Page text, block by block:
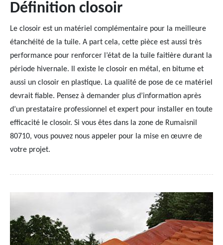
Définition closoir
Le closoir est un matériel complémentaire pour la meilleure
étanchéité de la tuile. A part cela, cette pièce est aussi très
performance pour renforcer l’état de la tuile faitière durant la
période hivernale. Il existe le closoir en métal, en bitume et
aussi un closoir en plastique. La qualité de pose de ce matériel
devrait fiable. Pensez à demander plus d’information après
d’un prestataire professionnel et expert pour installer en toute
efficacité le closoir. Si vous êtes dans la zone de Rumaisnil
80710, vous pouvez nous appeler pour la mise en œuvre de
votre projet.